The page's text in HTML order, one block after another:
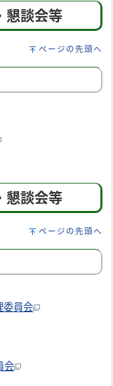
懇談会等
ページの先頭へ
懇談会等
ページの先頭へ
委員会
会